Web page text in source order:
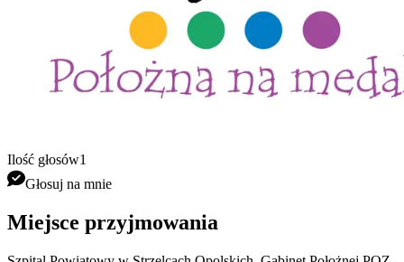
Ilość głosów1
Głosuj na mnie
Miejsce przyjmowania